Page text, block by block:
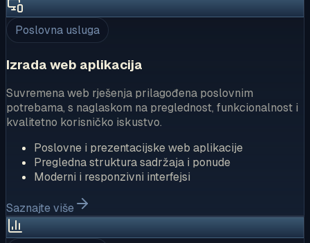
Poslovna usluga
Izrada web aplikacija
Suvremena web rješenja prilagođena poslovnim
potrebama, s naglaskom na preglednost, funkcionalnost i
kvalitetno korisničko iskustvo.
Poslovne i prezentacijske web aplikacije
Pregledna struktura sadržaja i ponude
Moderni i responzivni interfejsi
Saznajte više